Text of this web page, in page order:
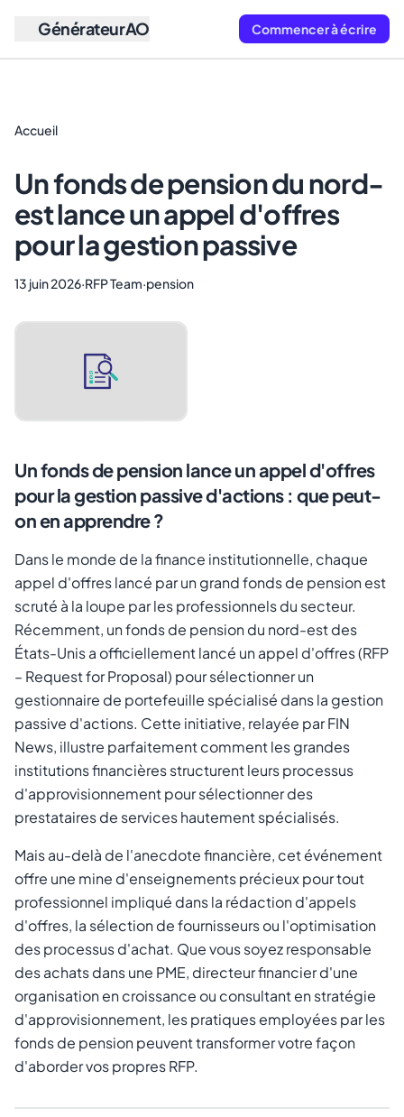
GénérateurAO Commencer à écrire
Accueil
Un fonds de pension du nord-
est lance un appel d'offres
pour la gestion passive
13 juin 2026·RFP Team·pension
Un fonds de pension lance un appel d'offres
pour la gestion passive d'actions : que peut-
on en apprendre ?
Dans le monde de la finance institutionnelle, chaque
appel d'offres lancé par un grand fonds de pension est
scruté à la loupe par les professionnels du secteur.
Récemment, un fonds de pension du nord-est des
États-Unis a officiellement lancé un appel d'offres (RFP
– Request for Proposal) pour sélectionner un
gestionnaire de portefeuille spécialisé dans la gestion
passive d'actions. Cette initiative, relayée par FIN
News, illustre parfaitement comment les grandes
institutions financières structurent leurs processus
d'approvisionnement pour sélectionner des
prestataires de services hautement spécialisés.
Mais au-delà de l'anecdote financière, cet événement
offre une mine d'enseignements précieux pour tout
professionnel impliqué dans la rédaction d'appels
d'offres, la sélection de fournisseurs ou l'optimisation
des processus d'achat. Que vous soyez responsable
des achats dans une PME, directeur financier d'une
organisation en croissance ou consultant en stratégie
d'approvisionnement, les pratiques employées par les
fonds de pension peuvent transformer votre façon
d'aborder vos propres RFP.
Annuler Envoyer le lien